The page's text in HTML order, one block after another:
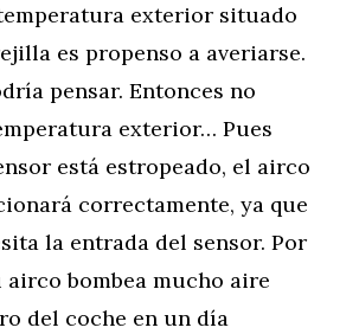
exterior situado
es propenso a averiarse.
pensar. Entonces no
exterior… Pues
está estropeado, el airco
correctamente, ya que
la entrada del sensor. Por
bombea mucho aire
del coche en un día